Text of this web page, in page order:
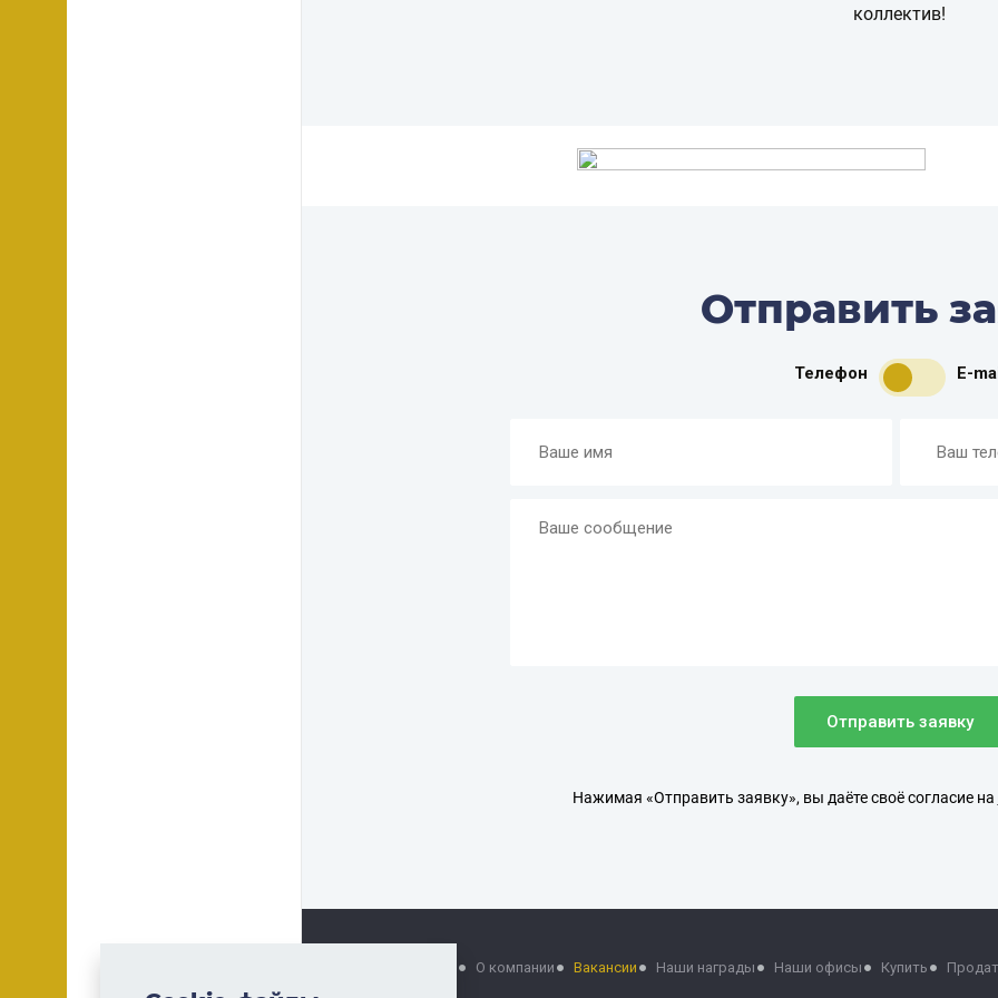
коллектив!
Отправить
Телефон E-
Отправить заявку
Нажимая «Отправить заявку», вы даёте своё согласие на
О компании Вакансии Наши награды Наши офисы Купить